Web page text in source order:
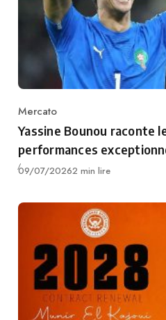
Category
Mercato
Yassine Bounou raconte
performances
Publié
09/07/20262 min lire